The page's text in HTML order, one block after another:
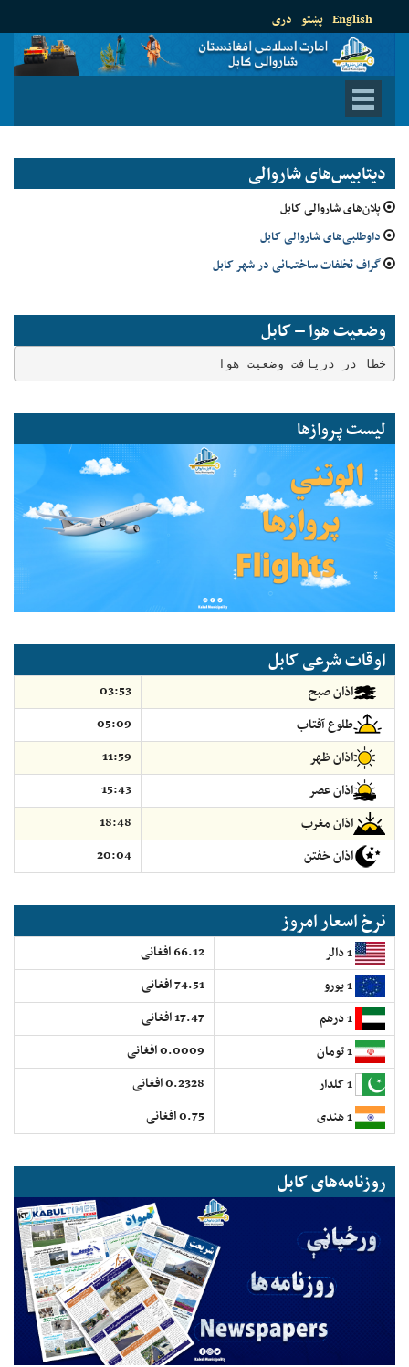
دری پښتو English
دیتابیس‌های شاروالی
پلان‌های شاروالی کابل
داوطلبی‌های شاروالی کابل
گراف تخلفات ساختمانی در شهر کابل
وضعیت هوا – کابل
خطا در دریافت وضعیت هوا
لیست پروازها
اوقات شرعی کابل
اذان صبح
03:53
طلوع آفتاب
05:09
اذان ظهر
11:59
اذان عصر
15:43
اذان مغرب
18:48
اذان خفتن
20:04
نرخ اسعار امروز
66.12 افغانی
74.51 افغانی
17.47 افغانی
0.0009 افغانی
0.2328 افغانی
0.75 افغانی
روزنامه‌های کابل